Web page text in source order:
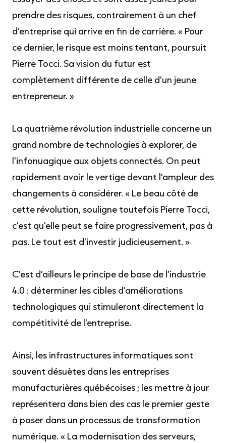
prendre des risques, contrairement à un chef
d’entreprise qui arrive en fin de carrière. « Pour
ce dernier, le risque est moins tentant, poursuit
Pierre Tocci. Sa vision du futur est
complètement différente de celle d’un jeune
entrepreneur. »
La quatrième révolution industrielle concerne un
grand nombre de technologies à explorer, de
l’infonuagique aux objets connectés. On peut
rapidement avoir le vertige devant l’ampleur des
changements à considérer. « Le beau côté de
cette révolution, souligne toutefois Pierre Tocci,
c’est qu’elle peut se faire progressivement, pas à
pas. Le tout est d’investir judicieusement. »
C’est d’ailleurs le principe de base de l’industrie
4.0 : déterminer les cibles d’améliorations
technologiques qui stimuleront directement la
compétitivité de l’entreprise.
Ainsi, les infrastructures informatiques sont
souvent désuètes dans les entreprises
manufacturières québécoises ; les mettre à jour
représentera dans bien des cas le premier geste
à poser dans un processus de transformation
numérique. « La modernisation des serveurs,